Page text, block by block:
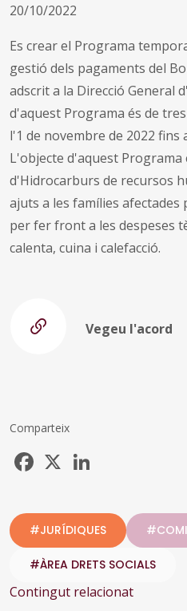
20/10/2022
Es crear el Programa
gestió dels pagaments del
adscrit a la Direcció General
d'aquest Programa és de
l'1 de novembre de 2022 fins
L'objecte d'aquest Programa
d'Hidrocarburs de recursos
ajuts a les famílies
per fer front a les despeses
calenta, cuina i calefacció.
Vegeu l'acord
Comparteix
Facebook
#JURÍDIQUES
#ÀREA DRETS SOCIALS
Contingut relacionat